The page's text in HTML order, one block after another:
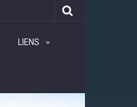
LIENS